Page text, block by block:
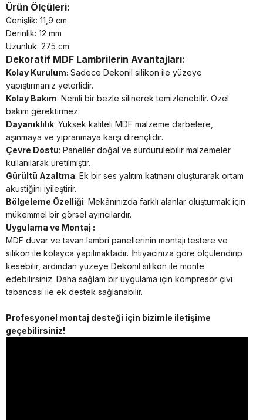
Ürün Ölçüleri:
Genişlik: 11,9 cm
Derinlik: 12 mm
Uzunluk: 275 cm
Dekoratif MDF Lambrilerin Avantajları:
Kolay Kurulum: Sadece Dekonil silikon ile yüzeye
yapıştırmanız yeterlidir.
Kolay Bakım: Nemli bir bezle silinerek temizlenebilir. Özel
bakım gerektirmez.
Dayanıklılık: Yüksek kaliteli MDF malzeme darbelere,
aşınmaya ve yıpranmaya karşı dirençlidir.
Çevre Dostu: Paneller doğal ve sürdürülebilir malzemeler
kullanılarak üretilmiştir.
Gürültü Azaltma: Ek bir ses yalıtım katmanı oluşturarak ortam
akustiğini iyileştirir.
Bölgeleme Özelliği: Mekânınızda farklı alanlar oluşturmak için
mükemmel bir görsel ayırıcılardır.
Uygulama ve Montaj :
MDF duvar ve tavan lambri panellerinin montajı testere ve
silikon ile kolayca yapılmaktadır. İhtiyacınıza göre ölçülendirip
kesebilir, ardından yüzeye Dekonil silikon ile monte
edebilirsiniz. Daha sağlam bir uygulama için kompresör çivi
tabancası ile ek destek sağlanabilir.
Profesyonel montaj desteği için bizimle iletişime
geçebilirsiniz!